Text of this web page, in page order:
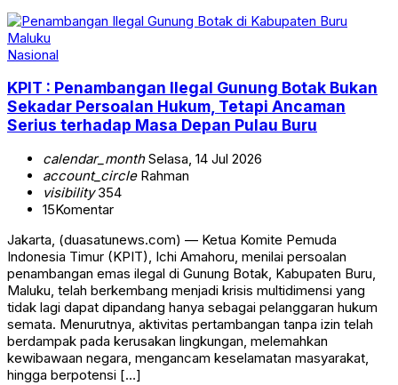
Nasional
KPIT : Penambangan Ilegal Gunung Botak Bukan
Sekadar Persoalan Hukum, Tetapi Ancaman
Serius terhadap Masa Depan Pulau Buru
calendar_monthSelasa, 14 Jul 2026
account_circleRahman
visibility354
15Komentar
Jakarta, (duasatunews.com) — Ketua Komite Pemuda
Indonesia Timur (KPIT), Ichi Amahoru, menilai persoalan
penambangan emas ilegal di Gunung Botak, Kabupaten Buru,
Maluku, telah berkembang menjadi krisis multidimensi yang
tidak lagi dapat dipandang hanya sebagai pelanggaran hukum
semata. Menurutnya, aktivitas pertambangan tanpa izin telah
berdampak pada kerusakan lingkungan, melemahkan
kewibawaan negara, mengancam keselamatan masyarakat,
hingga berpotensi […]